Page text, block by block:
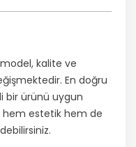
model, kalite ve
En doğru
bir ürünü uygun
hem estetik hem de